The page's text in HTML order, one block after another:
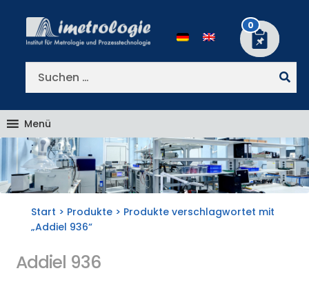
Navigation
springen
Inhalt
springen
Suchen
0
Menü
Start > Produkte > Produkte verschlagwortet mit
„Addiel 936“
Addiel 936